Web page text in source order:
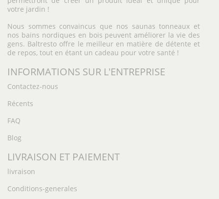
votre jardin !
Nous sommes convaincus que nos saunas tonneaux et
nos bains nordiques en bois peuvent améliorer la vie des
gens. Baltresto offre le meilleur en matière de détente et
de repos, tout en étant un cadeau pour votre santé !
INFORMATIONS SUR L'ENTREPRISE
Contactez-nous
Récents
FAQ
Blog
LIVRAISON ET PAIEMENT
livraison
Conditions-generales